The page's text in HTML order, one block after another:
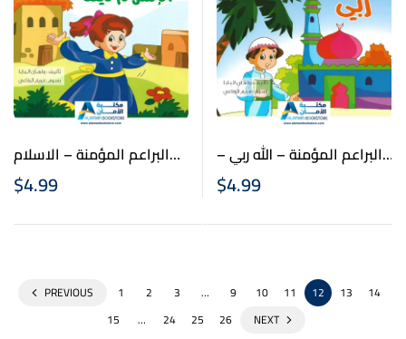
البراعم المؤمنة – الاسلام
ديننا – تعليم الاسلام
للاطفال – Islam is our
religion – Little Believers
$4.99
البراعم المؤمنة – الله ربي –
تعليم الاسلام للاطفال –
Allah is my God – Little
Believers
$4.99
PREVIOUS 1 2 3 … 9 10 11 12 13
14
15
… 24 25 26 NEXT